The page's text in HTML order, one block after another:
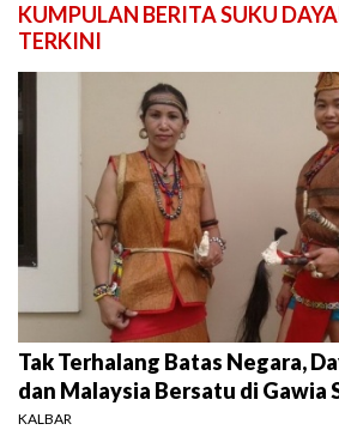
KUMPULAN BERITA SUKU
TERKINI
Tak Terhalang Batas Negara,
dan Malaysia Bersatu di Gawia
KALBAR